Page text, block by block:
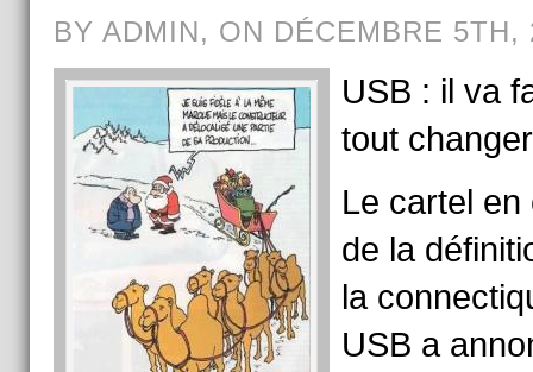
BY ADMIN, ON DÉCEMBRE 5TH,
USB : il va
tout
Le cartel en
de la
la
USB a